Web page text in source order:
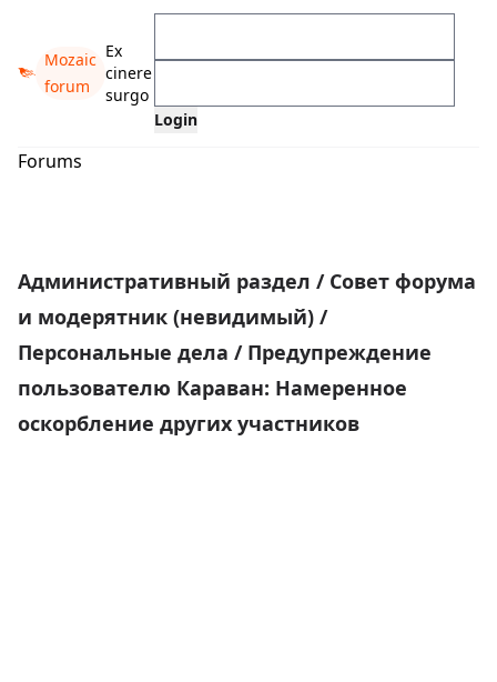
Mozaic
forum
Ex
cinere
surgo
Forums
Административный раздел / Совет форума
и модерятник (невидимый) /
Персональные дела / Предупреждение
пользователю Караван: Намеренное
оскорбление других участников